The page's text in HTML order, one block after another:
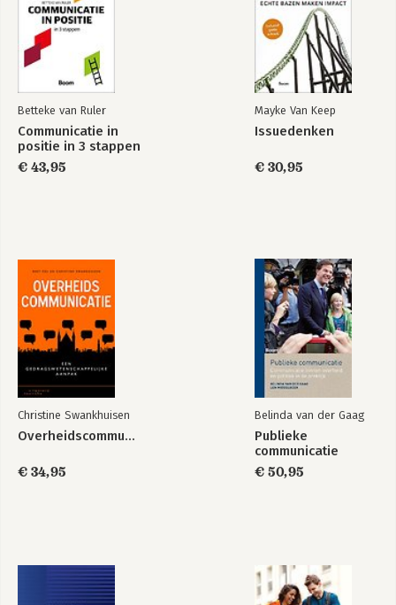
Betteke van Ruler
Communicatie in
positie in 3 stappen
€ 43,95
Mayke Van Keep
Issuedenken
€ 30,95
Christine Swankhuisen
Overheidscommunicatie
€ 34,95
Belinda van der Gaag
Publieke
communicatie
€ 50,95